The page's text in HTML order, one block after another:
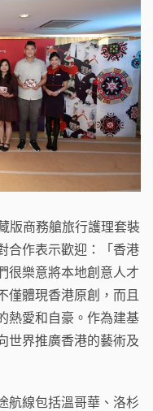
版商務艙旅行護理套裝
合作表示歡迎：「香港
很樂意將本地創意人才
僅體現香港原創，而且
熱愛和自豪。作為建基
世界推廣香港的藝術及
航線包括溫哥華、洛杉